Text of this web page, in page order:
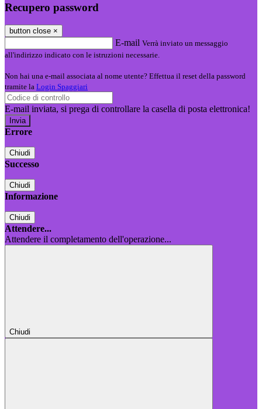
Recupero password
button close ×
E-mail Verrà inviato un messaggio
all'indirizzo indicato con le istruzioni necessarie.
Non hai una e-mail associata al nome utente? Effettua il reset della password
tramite la Login Spaggiari
E-mail inviata, si prega di controllare la casella di posta elettronica!
Errore
Chiudi
Successo
Chiudi
Informazione
Chiudi
Attendere...
Attendere il completamento dell'operazione...
Chiudi